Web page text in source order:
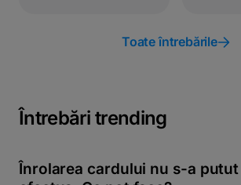
Toate întrebările
Întrebări trending
Înrolarea cardului nu s-a putut